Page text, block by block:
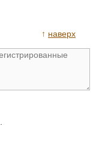
↑ наверх